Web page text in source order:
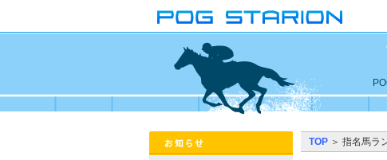
TOP ＞ 指名馬ラ